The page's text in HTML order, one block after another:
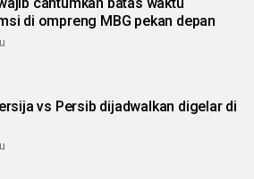
cantumkan batas waktu
di ompreng MBG pekan depan
vs Persib dijadwalkan digelar di